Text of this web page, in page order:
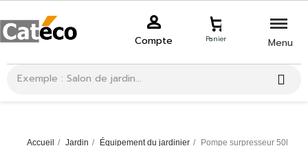
Compte Panier Menu
Accueil Jardin Équipement du jardinier
Pompe surpresseur 50l